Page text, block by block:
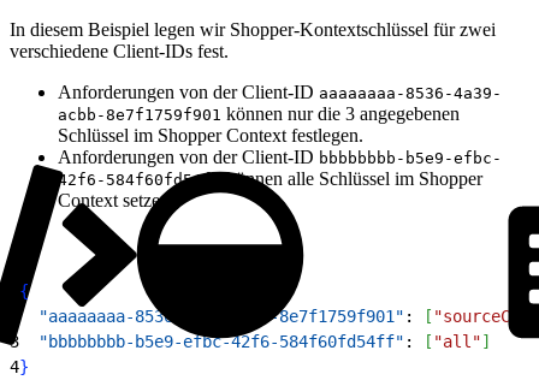
In diesem Beispiel legen wir Shopper-Kontextschlüssel für zwei
verschiedene Client-IDs fest.
Anforderungen von der Client-ID aaaaaaaa-8536-4a39-
acbb-8e7f1759f901 können nur die 3 angegebenen
Schlüssel im Shopper Context festlegen.
Anforderungen von der Client-ID bbbbbbbb-b5e9-efbc-
42f6-584f60fd54ff können alle Schlüssel im Shopper
Context setzen.
{
  "aaaaaaaa-8536-4a39-acbb-8e7f1759f901"
: [
3
  "bbbbbbbb-b5e9-efbc-42f6-584f60fd54ff"
: [ "all"]
4}